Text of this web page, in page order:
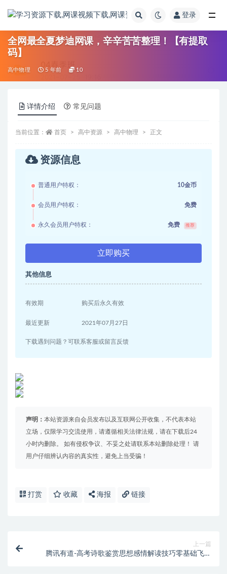
登录
全网最全夏梦迪网课，辛辛苦苦整理！【有提取
码】
高中物理 5 年前 10
详情介绍 常见问题
当前位置： 首页 高中资源 高中物理 正文
资源信息
普通用户特权： 10金币
会员用户特权： 免费
永久会员用户特权： 免费 推荐
立即购买
其他信息
有效期 购买后永久有效
最近更新 2021年07月27日
下载遇到问题？可联系客服或留言反馈
声明： 本站资源来自会员发布以及互联网公开收集，不代表本站
立场，仅限学习交流使用，请遵循相关法律法规，请在下载后24
小时内删除。 如有侵权争议、不妥之处请联系本站删除处理！ 请
用户仔细辨认内容的真实性，避免上当受骗！
打赏 收藏 海报 链接
上一篇
腾讯有道-高考诗歌鉴赏思想感情解读技巧零基础飞跃